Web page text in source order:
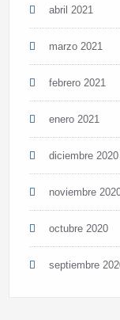
abril 2021
marzo 2021
febrero 2021
enero 2021
diciembre 2020
noviembre
octubre 2020
septiembre